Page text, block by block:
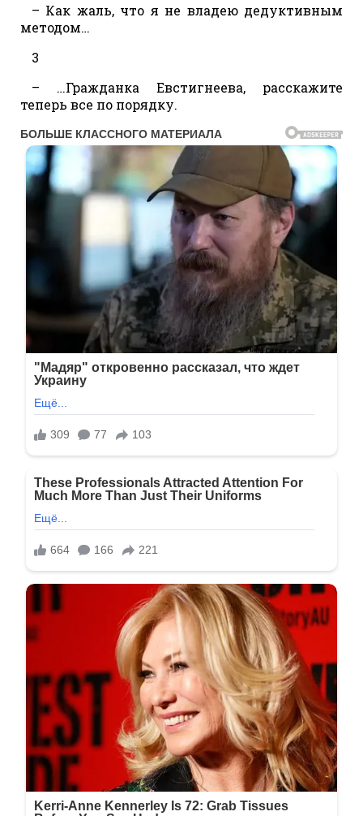
– Как жаль, что я не владею дедуктивным
методом…
3
– …Гражданка Евстигнеева, расскажите
теперь все по порядку.